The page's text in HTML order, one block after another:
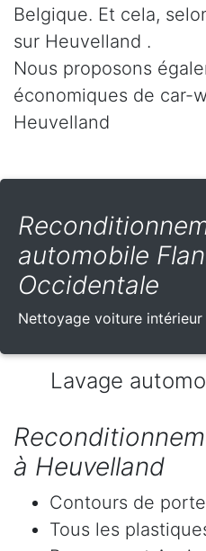
Belgique. Et cela,
sur Heuvelland .
Nous proposons
économiques de car-
Heuvelland
automobile
Occidentale
Nettoyage voiture
Lavage
à Heuvelland
Contours de
Tous les